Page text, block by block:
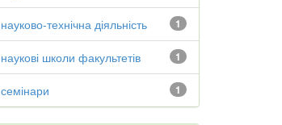
1
науково-технічна діяльність
1
наукові школи факультетів
1
семінари